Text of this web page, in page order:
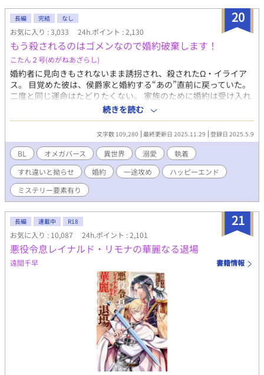
席だからと弟を見下し、蔑むような笑みを口元に浮かべた」と言
われた。さすがにその日は夜ベッドでこっそり泣いた。 成績だっ
て学年トップを維持してる。なのに「公爵家の権力を利用して裏
から手を回し成績を操作している」と思われている。 なんでなん
だ！なんなら寝る間も惜しんで頑張っているのに！ こんな感じで
全てが「悪役ムーブ」に変換されてしまう。 弟が可愛らしいタイ
プで人懐こい愛されキャラなのもまた俺を悪役に見せるのに一役
かっていた。 このままいったら主人公を虐げた冷酷な兄として断
罪され、僻地で無念の死を遂げることになる。 おかしいだろう
が！ そのどれもこれも俺が「悪役令息」だから。 そういう役回り
だから。 俺の心は折れた。 これまでは皆に誤解され遠巻きにされ
てきた。 親には「可愛げがない」と言われ、弟は何をしても褒め
て可愛がるくせに、俺は主席になろうが「長男なのだから当たり
前」。 それでも「頑張っていたらいつか分かってくれる」と不平
不満もいわずに我慢してきた。 だが、何をしたって「悪役令息」
なら意味なんてない。 どうせ悪役にされるのなら、いっそ好き勝
手に生きてやろう。 悪役上等！これからは我慢なんてしない。 家
れてやる！ 俺は俺で独立して裕福な平民として生きる。 幸い前世
の知識も思い出したから、生活能力はあると思う。平民暮らしも
なんの問題もない。 前世の知識を活かし、自分の道は自分で切り
開くのだ。 ※※※※※※※※ お陰様で、7月にアルファポリス様
よりアンダルシュノベルズｂにて書籍化していただくこととなり
ました♡ ありがとうございますううう！！ イイネやコメントおま
20
長編 完結 なし
お気に入り : 3,033 24h.ポイント : 2,130
もう殺されるのはゴメンなので婚約破棄します！
こたん２号(めがねあざらし)
婚約者に見向きもされないまま誘拐され、殺されたΩ・イライア
ス。 目覚めた彼は、侯爵家と婚約する“あの”直前に戻っていた。
二度と同じ運命はたどりたくない。 家族のために婚約は受け入れ
るが、なんとか相手に嫌われて破談を狙うことに決める。 だが目
の前に現れた侯爵・アルバートは、前世とはまるで別人のように
優しく、異様に距離が近くて――。
続きを読む
文字数 109,280 最終更新日 2025.11.29 登録日 2025.5.9
BL オメガバース 異世界 溺愛
執着
すれ違いと拗らせ
婚約 一途攻め
ハッピーエンド
ミステリー要素有り
21
長編 連載中 R18
お気に入り : 10,087 24h.ポイント : 2,101
悪役令息レイナルド・リモナの華麗なる退場
遠間千早 書籍情報